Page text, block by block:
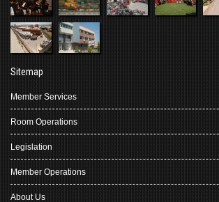
Sitemap
Member Services
Room Operations
Legislation
Member Operations
About Us